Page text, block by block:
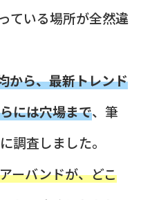
ている場所が全然違
から、最新トレンド
には穴場まで、筆
調査しました。
ーバンドが、どこ